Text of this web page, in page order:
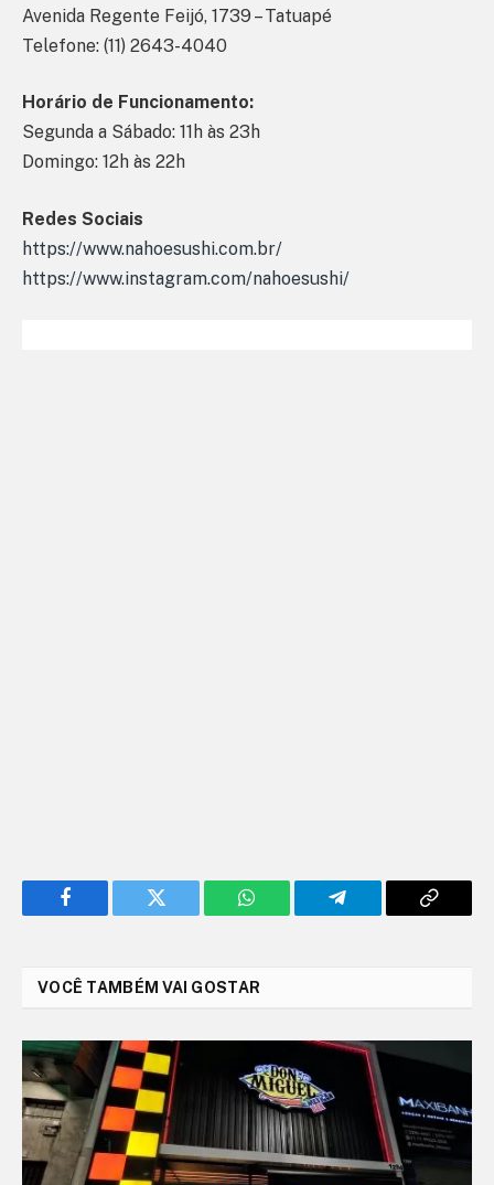
Avenida Regente Feijó, 1739 – Tatuapé
Telefone: (11) 2643-4040
Horário de Funcionamento:
Segunda a Sábado: 11h às 23h
Domingo: 12h às 22h
Redes Sociais
https://www.nahoesushi.com.br/
https://www.instagram.com/nahoesushi/
Facebook Twitter WhatsApp Telegram
Copy
VOCÊ TAMBÉM VAI GOSTAR